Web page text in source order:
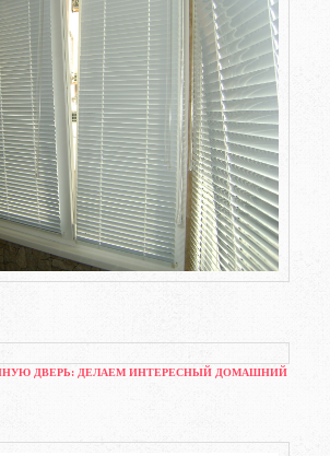
ДВЕРЬ: ДЕЛАЕМ ИНТЕРЕСНЫЙ ДОМАШНИЙ